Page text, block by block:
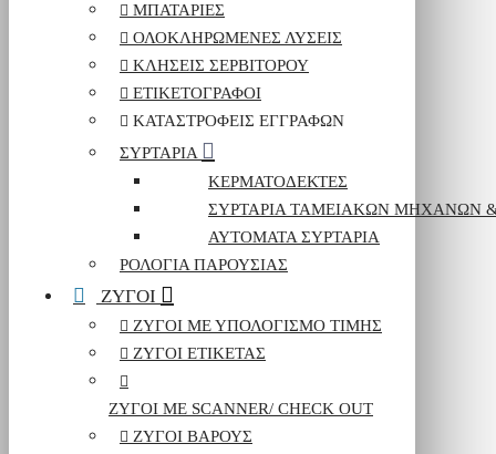
ΜΠΑΤΑΡΊΕΣ
ΟΛΟΚΛΗΡΩΜΈΝΕΣ ΛΎΣΕΙΣ
ΚΛΉΣΕΙΣ ΣΕΡΒΙΤΌΡΟΥ
ΕΤΙΚΕΤΟΓΡΆΦΟΙ
ΚΑΤΑΣΤΡΟΦΕΊΣ ΕΓΓΡΆΦΩΝ
ΣΥΡΤΆΡΙΑ
ΚΕΡΜΑΤΟΔΈΚΤΕΣ
ΣΥΡΤΆΡΙΑ ΤΑΜΕΙΑΚΏΝ ΜΗΧΑΝΏΝ
ΑΥΤΌΜΑΤΑ ΣΥΡΤΆΡΙΑ
ΡΟΛΌΓΙΑ ΠΑΡΟΥΣΊΑΣ
ΖΥΓΟΙ
ΖΥΓΟΊ ΜΕ ΥΠΟΛΟΓΙΣΜΌ ΤΙΜΉΣ
ΖΥΓΟΊ ΕΤΙΚΈΤΑΣ
ΖΥΓΟΊ ΜΕ SCANNER/ CHECK OUT
ΖΥΓΟΊ ΒΆΡΟΥΣ